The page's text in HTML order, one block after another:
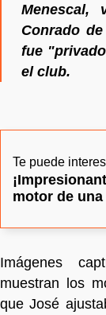
Menescal,
Conrado
fue
el club.
Te puede
motor de
Imágenes
muestran los
que José